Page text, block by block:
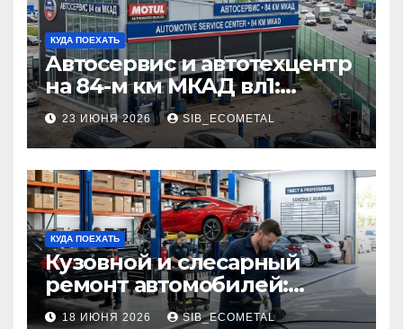
КУДА ПОЕХАТЬ
Автосервис и автотехцентр
на 84-м км МКАД вл1:
описание услуг и режим
работы
23 ИЮНЯ 2026 SIB_ECOMETAL
КУДА ПОЕХАТЬ
Кузовной и слесарный
ремонт автомобилей:
наличие оригинальных
18 ИЮНЯ 2026 SIB_ECOMETAL